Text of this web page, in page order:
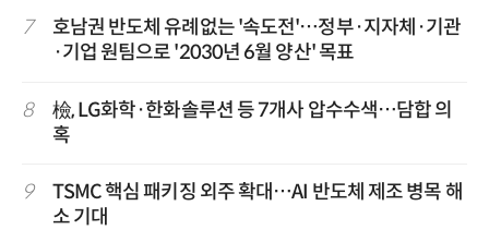
7
호남권 반도체 유례없는 '속도전'…정부·지자체·기관
·기업 원팀으로 '2030년 6월 양산' 목표
8
檢, LG화학·한화솔루션 등 7개사 압수수색…담합 의
혹
9
TSMC 핵심 패키징 외주 확대…AI 반도체 제조 병목 해
소 기대